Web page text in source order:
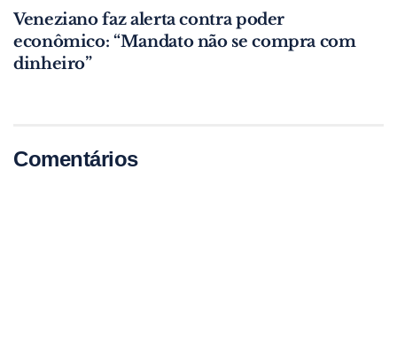
Veneziano faz alerta contra poder
econômico: “Mandato não se compra com
dinheiro”
Comentários